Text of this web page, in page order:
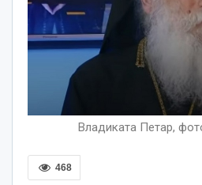
Владиката Петар,
468